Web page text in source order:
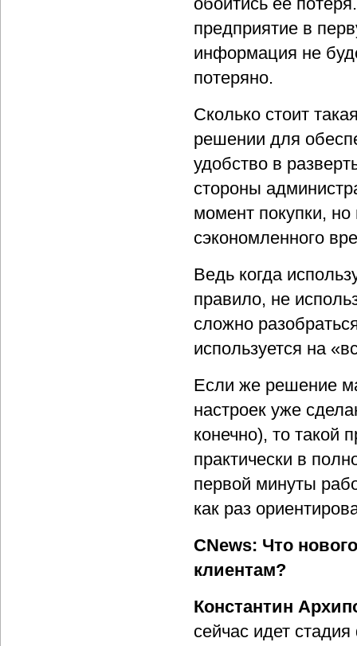
предприятие в
информация не
потеряно.
Сколько стоит
решении для
удобство в
стороны
момент покупки, но
сэкономленного
Ведь когда
правило, не
сложно
используется на
Если же решение
настроек уже
конечно), то такой
практически в
первой минуты
как раз
CNews: Что
клиентам?
Константин
сейчас идет